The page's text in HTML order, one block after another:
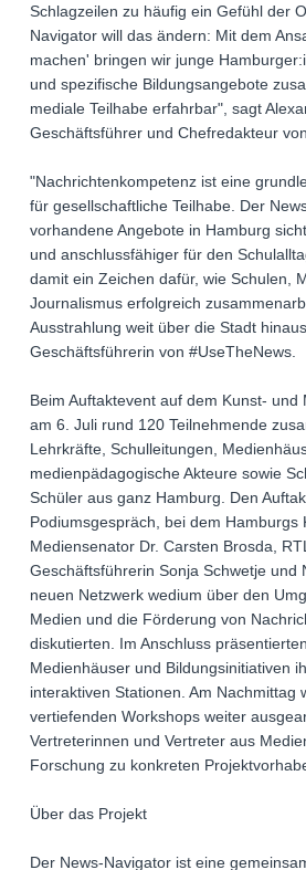
Schlagzeilen zu häufig ein Gefühl der
Navigator will das ändern: Mit dem
machen' bringen wir junge
und spezifische Bildungsangebote
mediale Teilhabe erfahrbar", sagt
Geschäftsführer und Chefredakteur
"Nachrichtenkompetenz ist eine
für gesellschaftliche Teilhabe. Der
vorhandene Angebote in Hamburg
und anschlussfähiger für den
damit ein Zeichen dafür, wie Schulen,
Journalismus erfolgreich
Ausstrahlung weit über die Stadt
Geschäftsführerin von #UseTheNews.
Beim Auftaktevent auf dem Kunst- und
am 6. Juli rund 120 Teilnehmende
Lehrkräfte, Schulleitungen,
medienpädagogische Akteure sowie
Schüler aus ganz Hamburg. Den
Podiumsgespräch, bei dem Hamburgs
Mediensenator Dr. Carsten Brosda,
Geschäftsführerin Sonja Schwetje und
neuen Netzwerk wedium über den
Medien und die Förderung von
diskutierten. Im Anschluss
Medienhäuser und Bildungsinitiativen
interaktiven Stationen. Am Nachmittag
vertiefenden Workshops weiter
Vertreterinnen und Vertreter aus
Forschung zu konkreten
Über das Projekt
Der News-Navigator ist eine